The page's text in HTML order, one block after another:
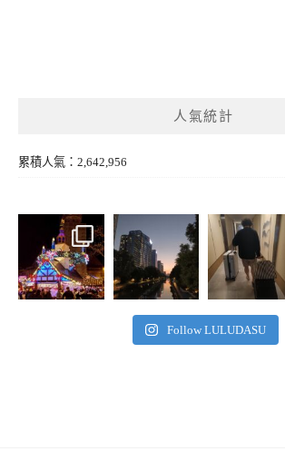
人氣統計
累積人氣：2,642,956
Follow LULUDASU